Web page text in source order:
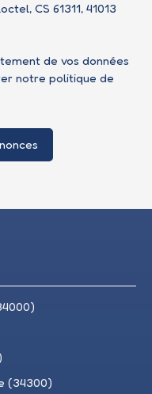
CS 61311, 41013
de vos données
notre politique de
(34300)